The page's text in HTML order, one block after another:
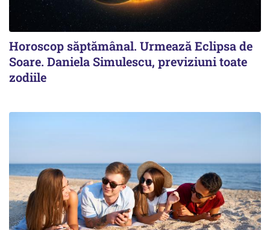
Horoscop săptămânal. Urmează Eclipsa de
Soare. Daniela Simulescu, previziuni toate
zodiile